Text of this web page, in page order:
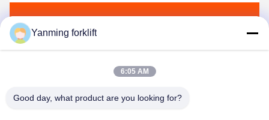
Yanming forklift
6:05 AM
Good day, what product are you looking for?